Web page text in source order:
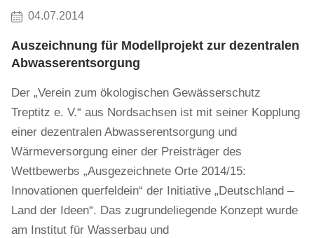
04.07.2014
Auszeichnung für Modellprojekt zur dezentralen
Abwasserentsorgung
Der „Verein zum ökologischen Gewässerschutz
Treptitz e. V.“ aus Nordsachsen ist mit seiner Kopplung
einer dezentralen Abwasserentsorgung und
Wärmeversorgung einer der Preisträger des
Wettbewerbs „Ausgezeichnete Orte 2014/15:
Innovationen querfeldein“ der Initiative „Deutschland –
Land der Ideen“. Das zugrundeliegende Konzept wurde
am Institut für Wasserbau und